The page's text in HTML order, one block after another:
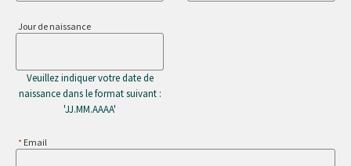
Jour de naissance
Veuillez indiquer votre date de
naissance dans le format suivant :
'JJ.MM.AAAA'
Email